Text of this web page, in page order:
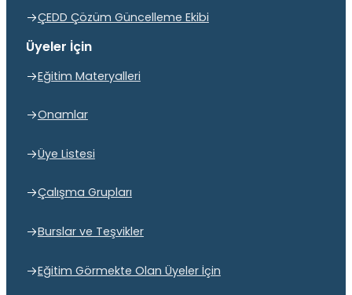
ÇEDD Çözüm Güncelleme Ekibi
Üyeler İçin
Eğitim Materyalleri
Onamlar
Üye Listesi
Çalışma Grupları
Burslar ve Teşvikler
Eğitim Görmekte Olan Üyeler İçin